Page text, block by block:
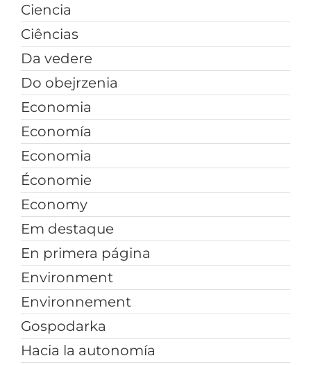
Ciencia
Ciências
Da vedere
Do obejrzenia
Economia
Economía
Economia
Économie
Economy
Em destaque
En primera página
Environment
Environnement
Gospodarka
Hacia la autonomía